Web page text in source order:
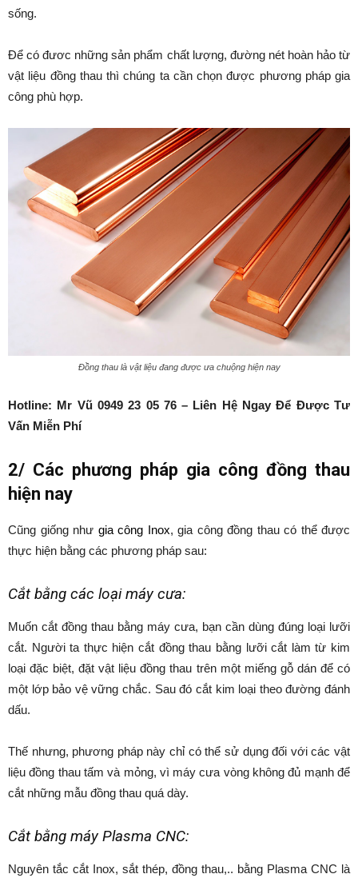
sống.
Để có đươc những sản phẩm chất lượng, đường nét hoàn hảo từ
vật liệu đồng thau thì chúng ta cần chọn được phương pháp gia
công phù hợp.
Đồng thau là vật liệu đang được ưa chuộng hiện nay
Hotline: Mr Vũ 0949 23 05 76 – Liên Hệ Ngay Để Được Tư
Vấn Miễn Phí
2/ Các phương pháp gia công đồng thau
hiện nay
Cũng giống như gia công Inox, gia công đồng thau có thể được
thực hiện bằng các phương pháp sau:
Cắt bằng các loại máy cưa:
Muốn cắt đồng thau bằng máy cưa, bạn cần dùng đúng loại lưỡi
cắt. Người ta thực hiện cắt đồng thau bằng lưỡi cắt làm từ kim
loại đặc biệt, đặt vật liệu đồng thau trên một miếng gỗ dán để có
một lớp bảo vệ vững chắc. Sau đó cắt kim loại theo đường đánh
dấu.
Thế nhưng, phương pháp này chỉ có thể sử dụng đối với các vật
liệu đồng thau tấm và mỏng, vì máy cưa vòng không đủ mạnh để
cắt những mẫu đồng thau quá dày.
Cắt bằng máy Plasma CNC:
Nguyên tắc cắt Inox, sắt thép, đồng thau,.. bằng Plasma CNC là